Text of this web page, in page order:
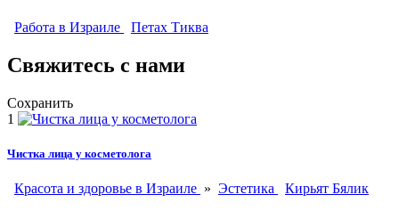
Работа в Израиле Петах Тиква
Свяжитесь с нами
Сохранить
1
Чистка лица у косметолога
Красота и здоровье в Израиле » Эстетика Кирьят Бялик